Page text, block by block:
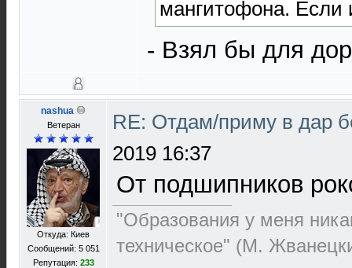
мангитофона. Если
- Взял бы для
nashua
Ветеран
Откуда: Киев
Сообщений: 5 051
Репутация: 233
RE: Отдам/приму в дар
2019 16:37
От подшипников
"Образования у меня
техническое" (М.